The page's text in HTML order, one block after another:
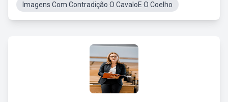
Imagens Com Contradição O CavaloE O Coelho